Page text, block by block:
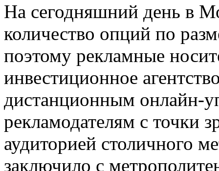
На сегодняшний день в
количество опций по
поэтому рекламные
инвестиционное
дистанционным онлайн-
рекламодателям с точки
аудиторией столичного
заключило с